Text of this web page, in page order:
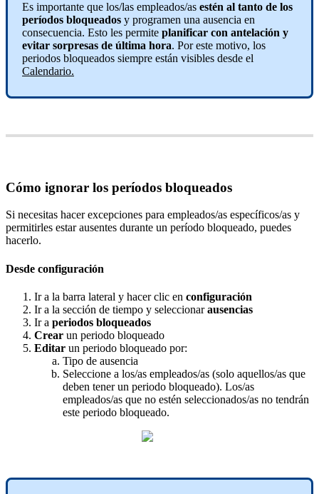
Es importante que los/las empleados/as estén al tanto de los
períodos bloqueados y programen una ausencia en
consecuencia. Esto les permite planificar con antelación y
evitar sorpresas de última hora. Por este motivo, los
periodos bloqueados siempre están visibles desde el
Calendario.
Cómo ignorar los períodos bloqueados
Si necesitas hacer excepciones para empleados/as específicos/as y
permitirles estar ausentes durante un período bloqueado, puedes
hacerlo.
Desde configuración
Ir a la barra lateral y hacer clic en configuración
Ir a la sección de tiempo y seleccionar ausencias
Ir a periodos bloqueados
Crear un periodo bloqueado
Editar un periodo bloqueado por:
Tipo de ausencia
Seleccione a los/as empleados/as (solo aquellos/as que
deben tener un periodo bloqueado). Los/as
empleados/as que no estén seleccionados/as no tendrán
este periodo bloqueado.